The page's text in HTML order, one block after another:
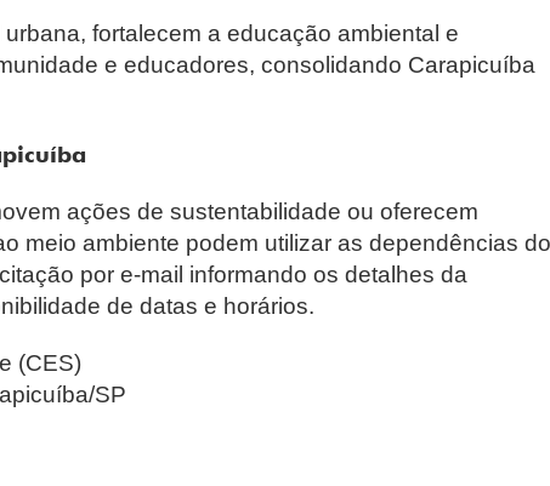
fortalecem a educação ambiental e
e educadores, consolidando Carapicuíba
ações de sustentabilidade ou oferecem
meio ambiente podem utilizar as dependências
por e-mail informando os detalhes da
de datas e horários.
(CES)
SP